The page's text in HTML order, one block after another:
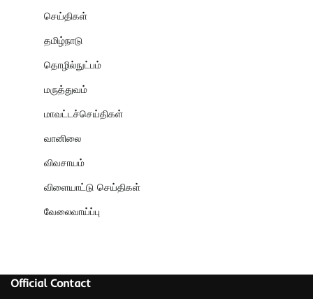
செய்திகள்
தமிழ்நாடு
தொழில்நுட்பம்
மருத்துவம்
மாவட்டச்செய்திகள்
வானிலை
விவசாயம்
விளையாட்டு செய்திகள்
வேலைவாய்ப்பு
Official Contact